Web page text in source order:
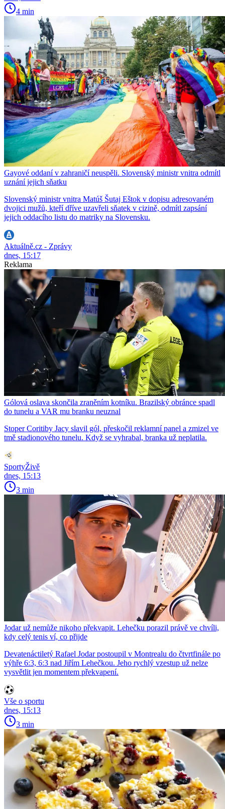
4 min
Gayové oddaní v zahraničí neuspěli. Slovenský ministr vnitra odmítl
uznání jejich sňatku
Slovenský ministr vnitra Matúš Šutaj Eštok v dopisu adresovaném
dvojici mužů, kteří dříve uzavřeli sňatek v cizině, odmítl zapsání
jejich oddacího listu do matriky na Slovensku.
Aktuálně.cz - Zprávy
dnes, 15:17
Reklama
Gólová oslava skončila zraněním kotníku. Brazilský obránce spadl
do tunelu a VAR mu branku neuznal
Stoper Coritiby Jacy slavil gól, přeskočil reklamní panel a zmizel ve
tmě stadionového tunelu. Když se vyhrabal, branka už neplatila.
SportyŽivě
dnes, 15:13
3 min
Jodar už nemůže nikoho překvapit. Lehečku porazil právě ve chvíli,
kdy celý tenis ví, co přijde
Devatenáctiletý Rafael Jodar postoupil v Montrealu do čtvrtfinále po
výhře 6:3, 6:3 nad Jiřím Lehečkou. Jeho rychlý vzestup už nelze
vysvětlit jen momentem překvapení.
Vše o sportu
dnes, 15:13
3 min